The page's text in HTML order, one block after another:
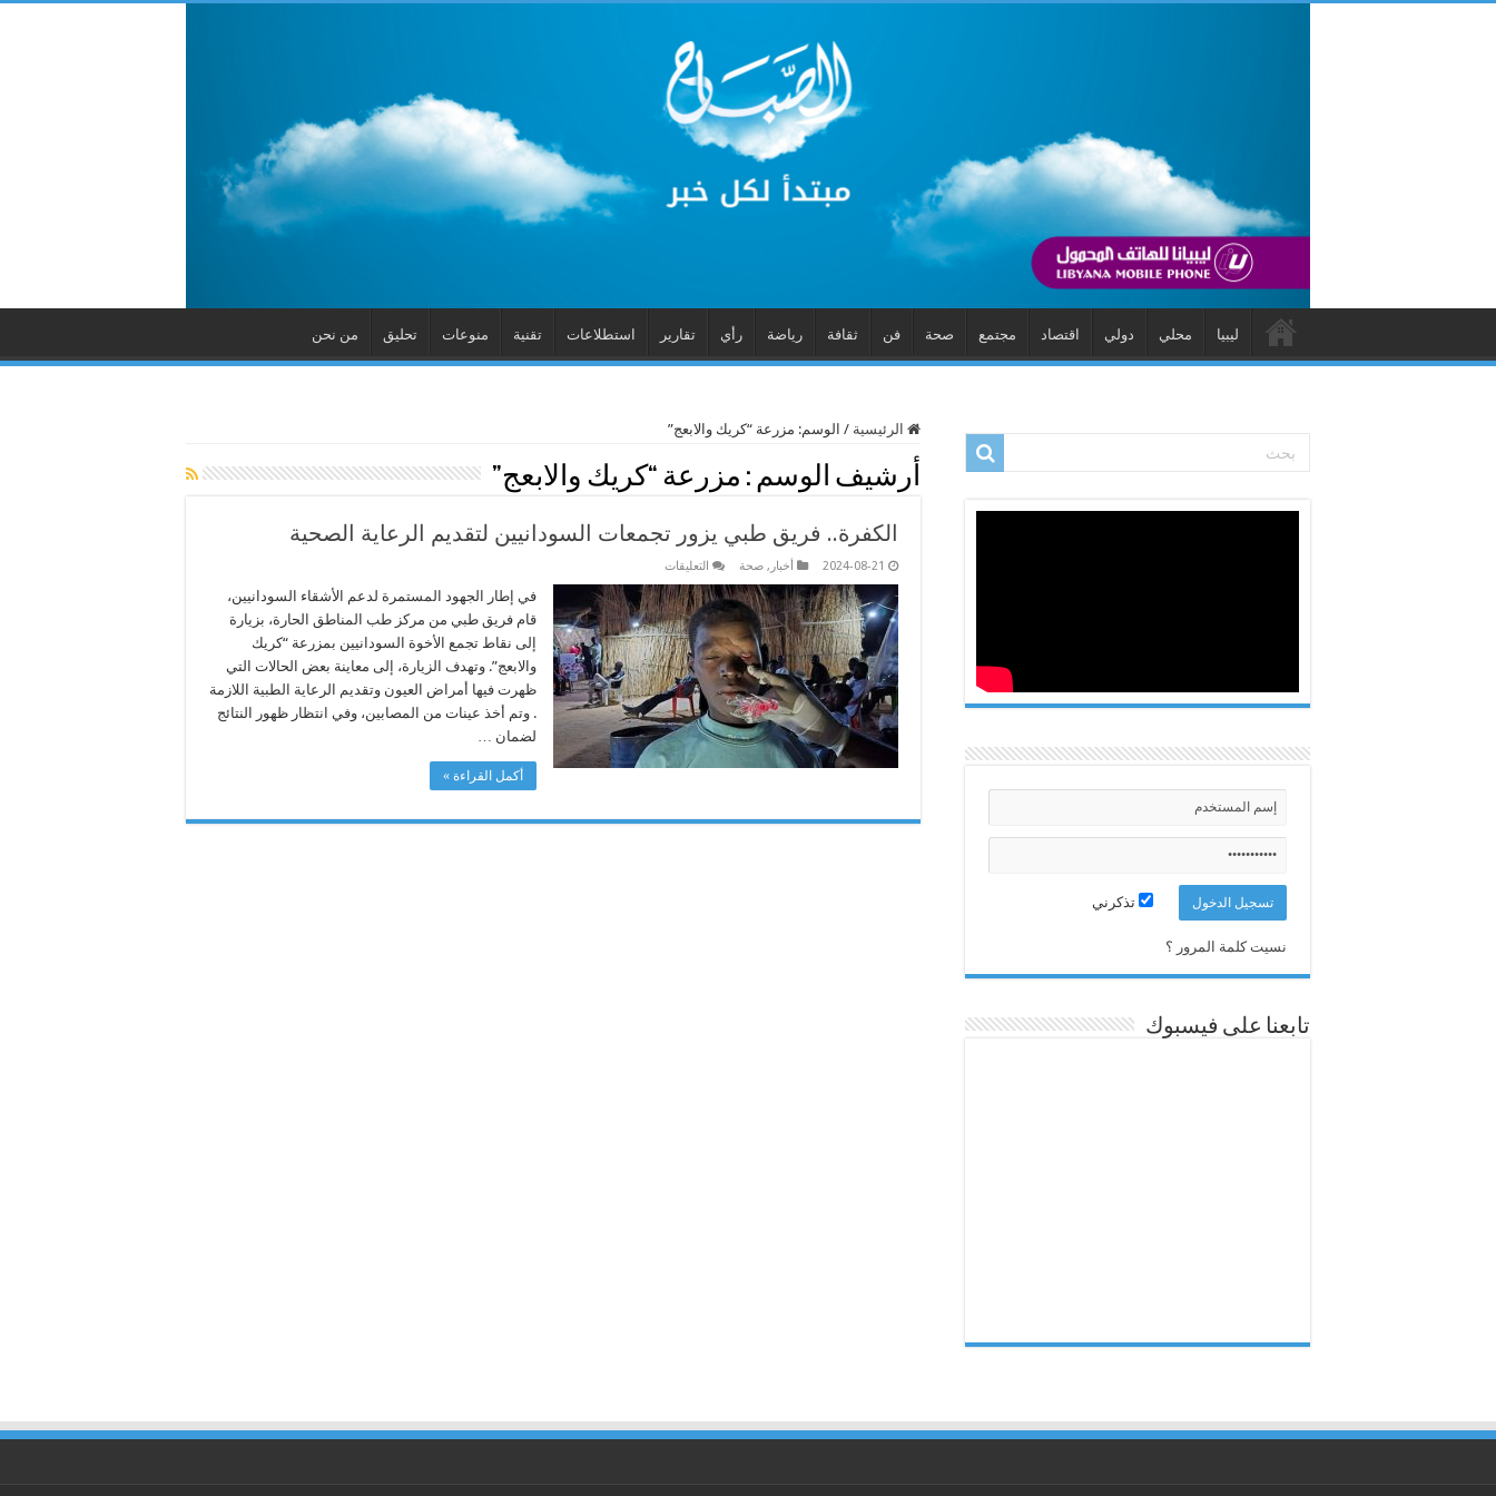
ليبيا محلي دولي اقتصاد مجتمع صحة فن ثقافة رياضة رأي تقارير استطلاعات تقنية منوعات تحليق من نحن
الرئيسية / الوسم: مزرعة “كريك والابعج”
أرشيف الوسم : مزرعة “كريك والابعج”
الكفرة.. فريق طبي يزور تجمعات السودانيين لتقديم الرعاية الصحية
2024-08-21 أخبار , صحة التعليقات
فريق
طبي
يزور
تجمعات
السودانيين
لتقديم
الرعاية
الصحية
مغلقة
في إطار الجهود المستمرة لدعم الأشقاء السودانيين،
قام فريق طبي من مركز طب المناطق الحارة، بزيارة
إلى نقاط تجمع الأخوة السودانيين بمزرعة “كريك
والابعج”. وتهدف الزيارة، إلى معاينة بعض الحالات التي
ظهرت فيها أمراض العيون وتقديم الرعاية الطبية اللازمة
. وتم أخذ عينات من المصابين، وفي انتظار ظهور النتائج
لضمان …
أكمل القراءة »
تذكرني
نسيت كلمة المرور ؟
تابعنا على فيسبوك